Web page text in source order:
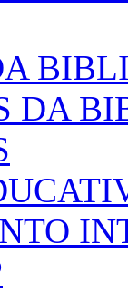
DA